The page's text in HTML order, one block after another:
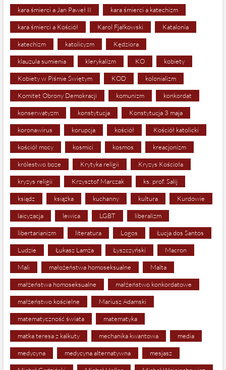
kara śmierci a Jan Paweł II kara śmierci a katechizm
kara śmierci a Kościół Karol Fjałkowski Katalonia
katechizm katolicyzm Kędziora
klauzula sumienia klerykalizm KO kobiety
Kobiety w Piśmie Świętym KOD kolonializm
Komitet Obrony Demokracji komunizm konkordat
konserwatyzm konstytucja Konstytucja 3 maja
koronawirus korupcja kościół Kościół katolicki
kościół mocy kosmici kosmos kreacjonizm
królestwo boze Krytyka religii Kryzys Kościoła
kryzys religii Krzysztof Marczak ks. prof. Salij
ksiądz książka kuchanny kultura Kurdowie
laicyzacja lewica LGBT liberalizm
libertarianizm literatura Logos Łucja dos Santos
Ludzie Łukasz Lamża Łyszczyński Macron
Mali małożeństwa homoseksualne Malta
małżeństwa homoseksualne małżeństwo konkordatowe
małżeństwo kościelne Mariusz Adamski
matematyczność świata matematyka
matka teresa z kalkuty mechanika kwantowa media
medycyna medycyna alternatywna mesjasz